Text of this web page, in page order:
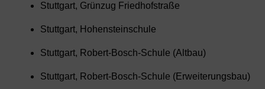
Stuttgart, Grünzug Friedhofstraße
Stuttgart, Hohensteinschule
Stuttgart, Robert-Bosch-Schule (Altbau)
Stuttgart, Robert-Bosch-Schule (Erweiterungsbau)